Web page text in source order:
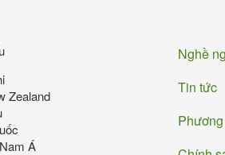
Zealand
Á
Nghề
Tin tức